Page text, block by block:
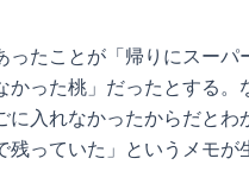
ったことが「帰りにスー
かった桃」だったとする
に入れなかったからだと
残っていた」というメモが